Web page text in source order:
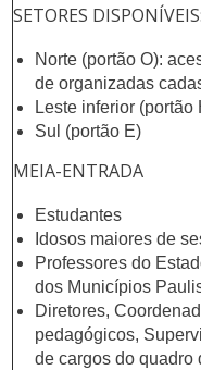
SETORES DISPONÍVEIS:
Norte (portão O):
de organizadas
Leste inferior (portão
Sul (portão E)
MEIA-ENTRADA
Estudantes
Idosos maiores de
Professores do
dos Municípios
Diretores,
pedagógicos,
de cargos do quadro